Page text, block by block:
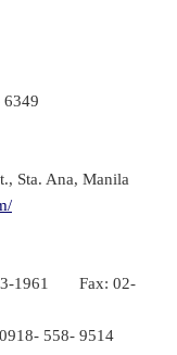
Sta. Ana, Manila
1961 Fax: 02-
558- 9514